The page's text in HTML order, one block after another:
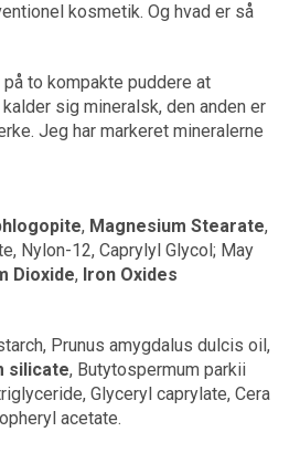
kosmetik. Og hvad er så
to kompakte puddere at
sig mineralsk, den anden er
Jeg har markeret mineralerne
, Magnesium Stearate,
Nylon-12, Caprylyl Glycol; May
Dioxide, Iron Oxides
Prunus amygdalus dulcis oil,
silicate, Butytospermum parkii
Glyceryl caprylate, Cera
acetate.